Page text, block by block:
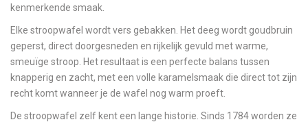
kenmerkende smaak.
Elke stroopwafel wordt vers gebakken. Het deeg wordt goudbruin
geperst, direct doorgesneden en rijkelijk gevuld met warme,
smeuïge stroop. Het resultaat is een perfecte balans tussen
knapperig en zacht, met een volle karamelsmaak die direct tot zijn
recht komt wanneer je de wafel nog warm proeft.
De stroopwafel zelf kent een lange historie. Sinds 1784 worden ze